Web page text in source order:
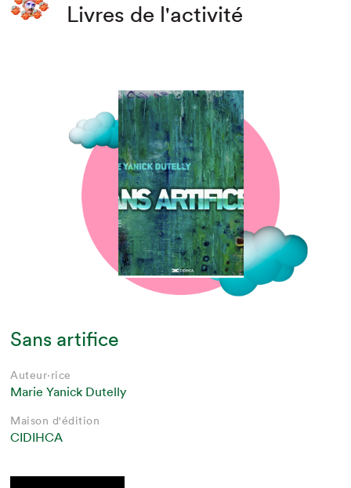
Livres de l'activité
Sans artifice
Auteur·rice
Marie Yanick Dutelly
Maison d'édition
CIDIHCA